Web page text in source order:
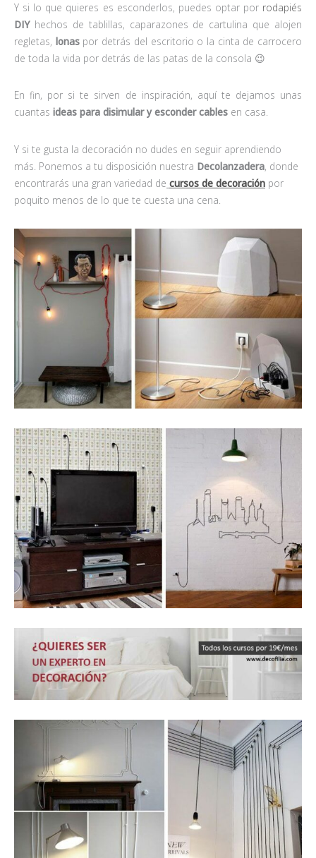
Y si lo que quieres es esconderlos, puedes optar por rodapiés
DIY hechos de tablillas, caparazones de cartulina que alojen
regletas, lonaspor detrás del escritorio o la cinta de carrocero
de toda la vida por detrás de las patas de la consola 😉
En fin, por si te sirven de inspiración, aquí te dejamos unas
cuantas ideas para disimular y esconder cables en casa.
Y si te gusta la decoración no dudes en seguir aprendiendo
más. Ponemos a tu disposición nuestra Decolanzadera, donde
encontrarás una gran variedad de cursos de decoración por
poquito menos de lo que te cuesta una cena.